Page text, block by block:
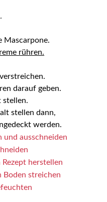
Mascarpone.
rühren.
darauf geben.
stellen.
stellen dann,
werden.